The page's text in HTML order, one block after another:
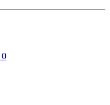
0